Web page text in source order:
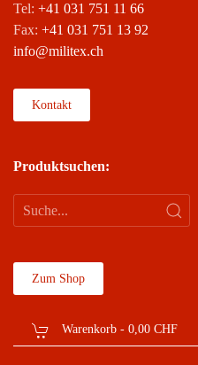
Tel: +41 031 751 11 66
Fax: +41 031 751 13 92
info@militex.ch
Kontakt
Produktsuchen:
Zum Shop
Warenkorb - 0,00 CHF